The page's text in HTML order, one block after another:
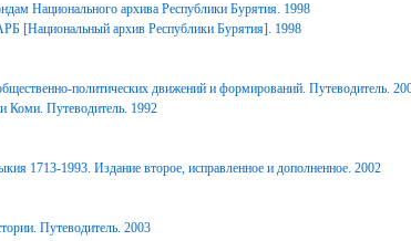
Национального архива Республики Бурятия. 1998
[Национальный архив Республики Бурятия]. 1998
политических движений и формирований. Путеводитель.
Коми. Путеводитель. 1992
1713-1993. Издание второе, исправленное и дополненное. 2002
Путеводитель. 2003